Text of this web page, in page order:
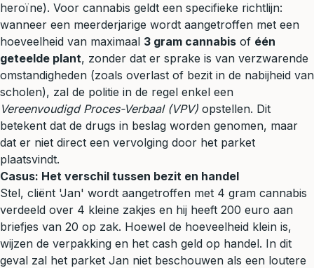
heroïne). Voor cannabis geldt een specifieke richtlijn:
wanneer een meerderjarige wordt aangetroffen met een
hoeveelheid van maximaal 3 gram cannabis of één
geteelde plant, zonder dat er sprake is van verzwarende
omstandigheden (zoals overlast of bezit in de nabijheid van
scholen), zal de politie in de regel enkel een
Vereenvoudigd Proces-Verbaal (VPV) opstellen. Dit
betekent dat de drugs in beslag worden genomen, maar
dat er niet direct een vervolging door het parket
plaatsvindt.
Casus: Het verschil tussen bezit en handel
Stel, cliënt 'Jan' wordt aangetroffen met 4 gram cannabis
verdeeld over 4 kleine zakjes en hij heeft 200 euro aan
briefjes van 20 op zak. Hoewel de hoeveelheid klein is,
wijzen de verpakking en het cash geld op handel. In dit
geval zal het parket Jan niet beschouwen als een loutere